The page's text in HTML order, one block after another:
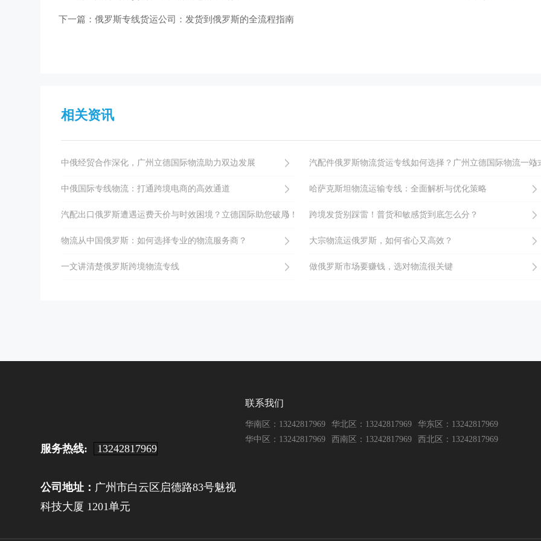
下一篇：俄罗斯专线货运公司：发货到俄罗斯的全流程指南
相关资讯
中俄经贸合作深化，广州立德国际物流助力双边发展 汽配件俄罗斯物流货运专线如何选择？广州立德国际物流一站
中俄国际专线物流：打通跨境电商的高效通道 哈萨克斯坦物流运输专线：全面解析与优化策略
汽配出口俄罗斯遭遇运费天价与时效困境？立德国际助您破局！ 跨境发货别踩雷！普货和敏感货到底怎么分？
物流从中国俄罗斯：如何选择专业的物流服务商？ 大宗物流运俄罗斯，如何省心又高效？
一文讲清楚俄罗斯跨境物流专线 做俄罗斯市场要赚钱，选对物流很关键
服务热线: 13242817969
公司地址： 广州市白云区启德路83号魅视
科技大厦 1201单元
联系我们
华南区：13242817969 华北区：13242817969
华东区：13242817969
华中区：13242817969
西南区：13242817969 西北区：13242817969